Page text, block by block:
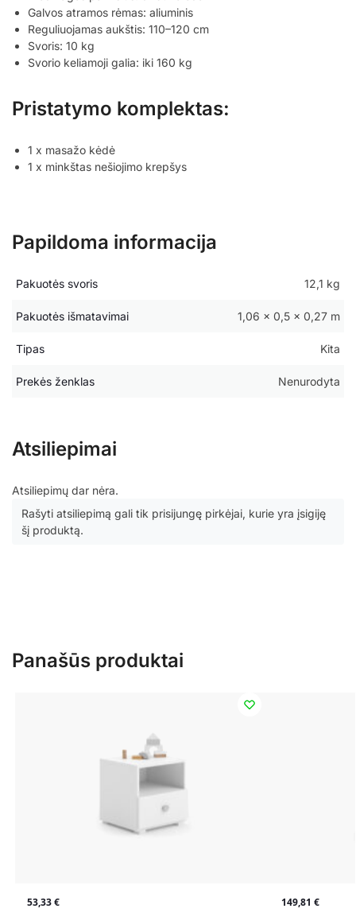
Galvos atramos rėmas: aliuminis
Reguliuojamas aukštis: 110–120 cm
Svoris: 10 kg
Svorio keliamoji galia: iki 160 kg
Pristatymo komplektas:
1 x masažo kėdė
1 x minkštas nešiojimo krepšys
Papildoma informacija
Pakuotės svoris 12,1 kg
Pakuotės išmatavimai 1,06 × 0,5 × 0,27 m
Tipas Kita
Prekės ženklas Nenurodyta
Atsiliepimai
Atsiliepimų dar nėra.
Rašyti atsiliepimą gali tik prisijungę pirkėjai, kurie yra įsigiję
šį produktą.
Panašūs produktai
53,33€ 149,81 €